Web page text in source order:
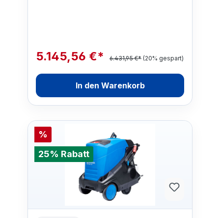
5.145,56 €* 6.431,95 €* (20% gespart)
In den Warenkorb
%
25% Rabatt